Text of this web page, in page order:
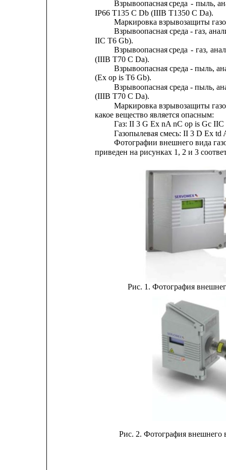
Взрывоопасная среда - пыль,
IP66 T135 C Db (IIIB T1350 C Da).
Маркировка взрывозащиты
Взрывоопасная среда - газ,
IIC T6 Gb).
Взрывоопасная среда - газ,
(IIIB T70 C Da).
Взрывоопасная среда - пыль,
(Ex op is T6 Gb).
Взрывоопасная среда - пыль,
(IIIB T70 C Da).
Маркировка взрывозащиты
какое вещество является опасным:
Газ: II 3 G Ex nA nC op is Gc IIC
Газопылевая смесь: II 3 D Ex td
Фотографии внешнего вида
приведен на рисунках 1, 2 и 3
Рис. 1. Фотография
Рис. 2. Фотография внешнего